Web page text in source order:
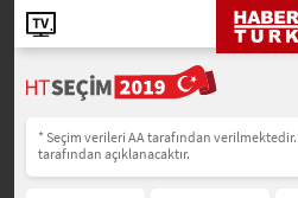
* Seçim verileri AA tarafından
tarafından açıklanacaktır.